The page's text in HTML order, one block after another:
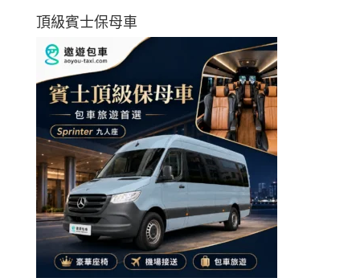
頂級賓士保母車